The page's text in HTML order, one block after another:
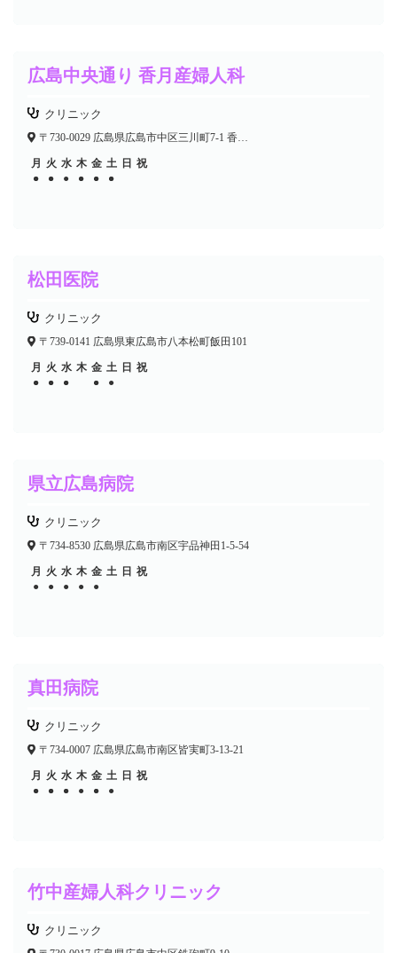
広島中央通り 香月産婦人科
クリニック
〒730-0029 広島県広島市中区三川町7-1 香月メディカルビル5-8F
月 火 水 木 金 土 日 祝
●
● ● ● ● ●
● ● ● ● ●
松田医院
クリニック
〒739-0141 広島県東広島市八本松町飯田101
月 火 水 木 金 土 日 祝
●
● ● ● ●
● ● ● ●
県立広島病院
クリニック
〒734-8530 広島県広島市南区宇品神田1-5-54
月 火 水 木 金 土 日 祝
●
● ● ● ●
真田病院
クリニック
〒734-0007 広島県広島市南区皆実町3-13-21
月 火 水 木 金 土 日 祝
●
● ● ● ● ●
● ● ● ●
竹中産婦人科クリニック
クリニック